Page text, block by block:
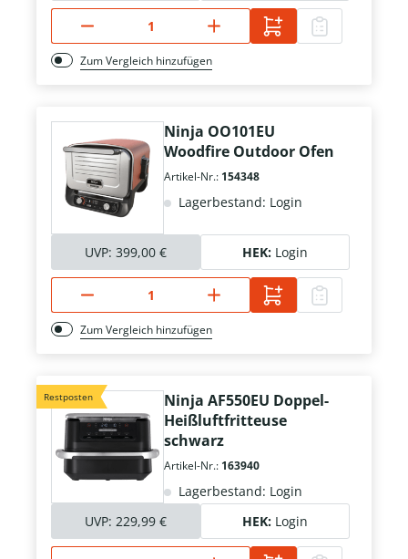
Zum Vergleich hinzufügen
Ninja OO101EU
Woodfire Outdoor Ofen
Artikel-Nr.: 154348
Lagerbestand: Login
UVP: 399,00 € HEK: Login
Zum Vergleich hinzufügen
Restposten
Ninja AF550EU Doppel-
Heißluftfritteuse
schwarz
Artikel-Nr.: 163940
Lagerbestand: Login
UVP: 229,99 € HEK: Login